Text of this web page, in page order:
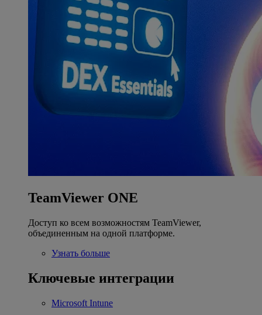
TeamViewer ONE
Доступ ко всем возможностям TeamViewer,
объединенным на одной платформе.
Узнать больше
Ключевые интеграции
Microsoft Intune